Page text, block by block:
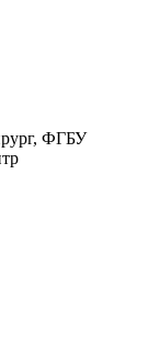
ФГБУ